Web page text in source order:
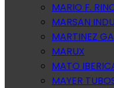
MARIO F.
MARSAN
MARTINEZ
MARUX
MATO
MAYER